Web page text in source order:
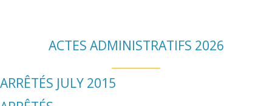
ACTES ADMINISTRATIFS 2026
ARRÊTÉS JULY 2015